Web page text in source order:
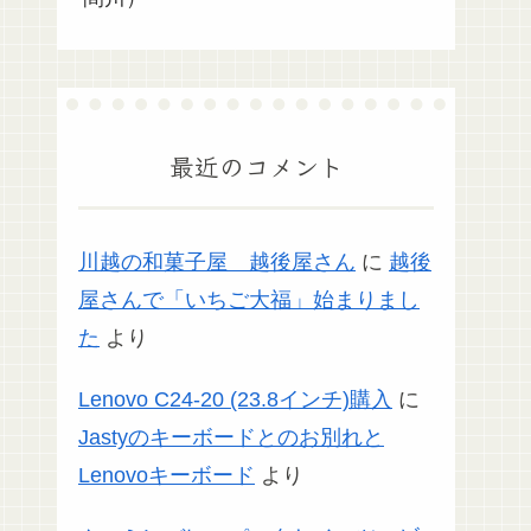
最近のコメント
川越の和菓子屋 越後屋さん に 越後
屋さんで「いちご大福」始まりまし
た より
Lenovo C24-20 (23.8インチ)購入 に
Jastyのキーボードとのお別れと
Lenovoキーボード より